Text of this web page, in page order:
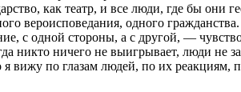
как театр, и все люди, где бы они
вероисповедания, одного
с одной стороны, а с другой, —
никто ничего не выигрывает, люди не
я вижу по глазам людей, по их